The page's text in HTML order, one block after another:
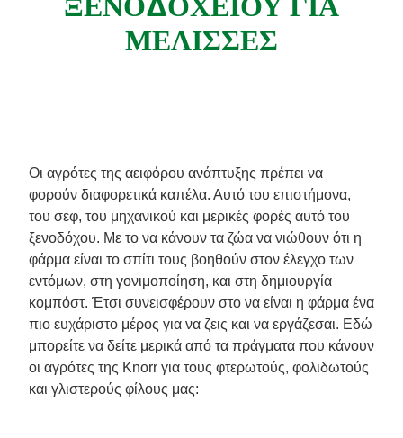
Συνταγές από την Μαργαρίτα Νικολαΐδη
ΞΕΝΟΔΟΧΕΙΟΥ ΓΙΑ
ΜΕΛΙΣΣΕΣ
Οι αγρότες της αειφόρου ανάπτυξης πρέπει να
φορούν διαφορετικά καπέλα. Αυτό του επιστήμονα,
του σεφ, του μηχανικού και μερικές φορές αυτό του
ξενοδόχου. Με το να κάνουν τα ζώα να νιώθουν ότι η
φάρμα είναι το σπίτι τους βοηθούν στον έλεγχο των
εντόμων, στη γονιμοποίηση, και στη δημιουργία
κομπόστ. Έτσι συνεισφέρουν στο να είναι η φάρμα ένα
πιο ευχάριστο μέρος για να ζεις και να εργάζεσαι. Εδώ
μπορείτε να δείτε μερικά από τα πράγματα που κάνουν
οι αγρότες της Knorr για τους φτερωτούς, φολιδωτούς
και γλιστερούς φίλους μας: